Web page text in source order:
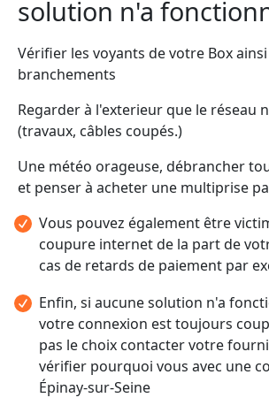
solution n'a
Vérifier les voyants de votre Box
branchements
Regarder à l'exterieur que le réseau
(travaux, câbles coupés.)
Une météo orageuse, débrancher
et penser à acheter une multiprise
Vous pouvez également être
coupure internet de la part de
cas de retards de paiement par
Enfin, si aucune solution n'a
votre connexion est toujours
pas le choix contacter votre
vérifier pourquoi vous avec une
Épinay-sur-Seine